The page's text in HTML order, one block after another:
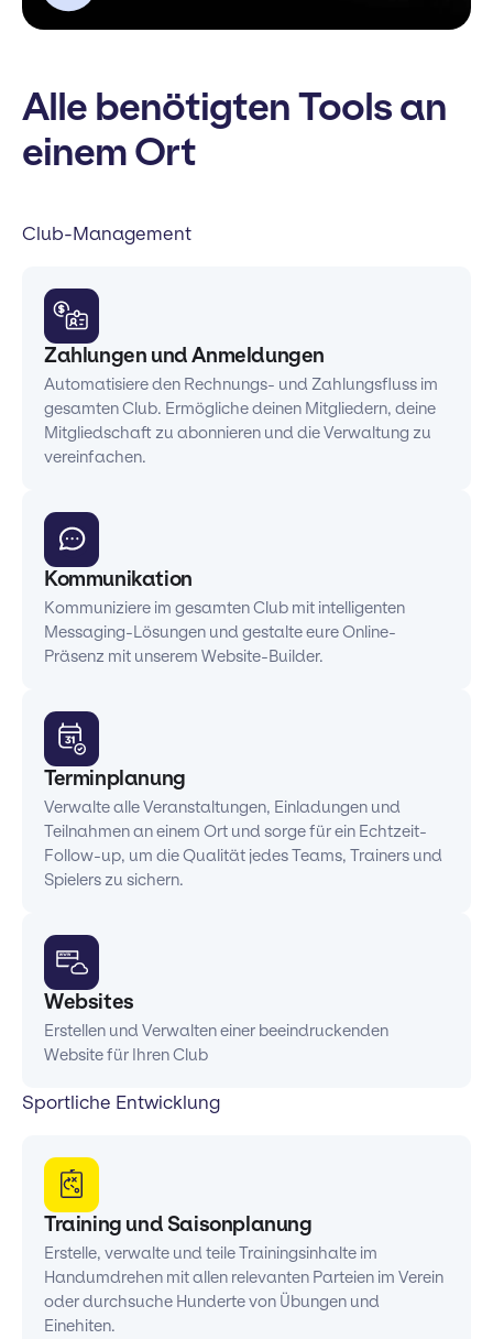
Alle benötigten Tools an
einem Ort
Club-Management
Zahlungen und Anmeldungen
Automatisiere den Rechnungs- und Zahlungsfluss im
gesamten Club. Ermögliche deinen Mitgliedern, deine
Mitgliedschaft zu abonnieren und die Verwaltung zu
vereinfachen.
Kommunikation
Kommuniziere im gesamten Club mit intelligenten
Messaging-Lösungen und gestalte eure Online-
Präsenz mit unserem Website-Builder.
Terminplanung
Verwalte alle Veranstaltungen, Einladungen und
Teilnahmen an einem Ort und sorge für ein Echtzeit-
Follow-up, um die Qualität jedes Teams, Trainers und
Spielers zu sichern.
Websites
Erstellen und Verwalten einer beeindruckenden
Website für Ihren Club
Sportliche Entwicklung
Training und Saisonplanung
Erstelle, verwalte und teile Trainingsinhalte im
Handumdrehen mit allen relevanten Parteien im Verein
oder durchsuche Hunderte von Übungen und
Einehiten.